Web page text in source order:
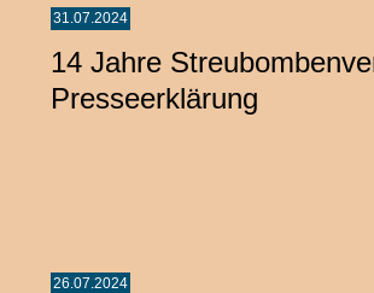
31.07.2024
14 Jahre
Presseerklärung
26.07.2024